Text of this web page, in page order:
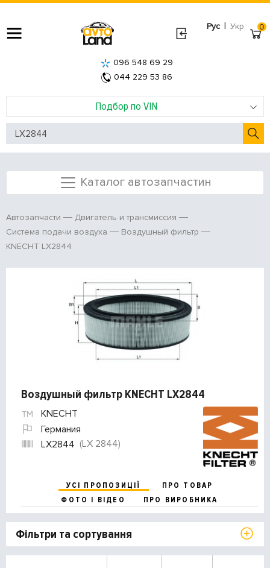
Рус | Укр
Подбор по VIN
096 548 69 29
044 229 53 86
0
Каталог автозапчастин
Автозапчасти
Двигатель и трансмиссия
Система подачи воздуха
Воздушный фильтр
KNECHT LX2844
Воздушный фильтр KNECHT LX2844
KNECHT
Германия
LX2844 (LX 2844)
УСІ ПРОПОЗИЦІЇ
ПРО ТОВАР
ФОТО І ВІДЕО
ПРО ВИРОБНИКА
Фільтри та сортування